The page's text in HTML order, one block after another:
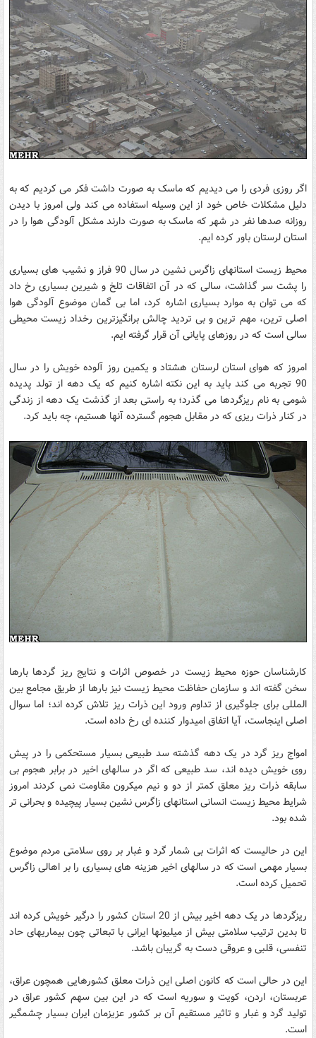
اگر روزی فردی را می دیدیم که ماسک به صورت داشت فکر می کردیم که به
دلیل مشکلات خاص خود از این وسیله استفاده می کند ولی امروز با دیدن
روزانه صدها نفر در شهر که ماسک به صورت دارند مشکل آلودگی هوا را در
استان لرستان باور کرده ایم.
محیط زیست استانهای زاگرس نشین در سال 90 فراز و نشیب های بسیاری
را پشت سر گذاشت، سالی که در آن اتفاقات تلخ و شیرین بسیاری رخ داد
که می توان به موارد بسیاری اشاره کرد، اما بی گمان موضوع آلودگی هوا
اصلی ترین، مهم ترین و بی تردید چالش برانگیزترین رخداد زیست محیطی
سالی است که در روزهای پایانی آن قرار گرفته ایم.
امروز که هوای استان لرستان هشتاد و یکمین روز آلوده خویش را در سال
90 تجربه می کند باید به این نکته اشاره کنیم که یک دهه از تولد پدیده
شومی به نام ریزگردها می گذرد؛ به راستی بعد از گذشت یک دهه از زندگی
در کنار ذرات ریزی که در مقابل هجوم گسترده آنها هستیم، چه باید کرد.
کارشناسان حوزه محیط زیست در خصوص اثرات و نتایج ریز گردها بارها
سخن گفته اند و سازمان حفاظت محیط زیست نیز بارها از طریق مجامع بین
المللی برای جلوگیری از تداوم ورود این ذرات ریز تلاش کرده اند؛ اما سوال
اصلی اینجاست، آیا اتفاق امیدوار کننده ای رخ داده است.
امواج ریز گرد در یک دهه گذشته سد طبیعی بسیار مستحکمی را در پیش
روی خویش دیده اند، سد طبیعی که اگر در سالهای اخیر در برابر هجوم بی
سابقه ذرات ریز معلق کمتر از دو و نیم میکرون مقاومت نمی کردند امروز
شرایط محیط زیست انسانی استانهای زاگرس نشین بسیار پیچیده و بحرانی تر
شده بود.
این در حالیست که اثرات بی شمار گرد و غبار بر روی سلامتی مردم موضوع
بسیار مهمی است که در سالهای اخیر هزینه های بسیاری را بر اهالی زاگرس
تحمیل کرده است.
ریزگردها در یک دهه اخیر بیش از 20 استان کشور را درگیر خویش کرده اند
تا بدین ترتیب سلامتی بیش از میلیونها ایرانی با تبعاتی چون بیماریهای حاد
تنفسی، قلبی و عروقی دست به گریبان باشد.
این در حالی است که کانون اصلی این ذرات معلق کشورهایی همچون عراق،
عربستان، اردن، کویت و سوریه است که در این بین سهم کشور عراق در
تولید گرد و غبار و تاثیر مستقیم آن بر کشور عزیزمان ایران بسیار چشمگیر
است.